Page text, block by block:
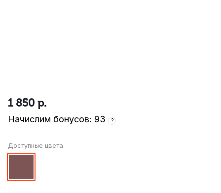
1 850 р.
Начислим бонусов: 93 ?
Доступные цвета